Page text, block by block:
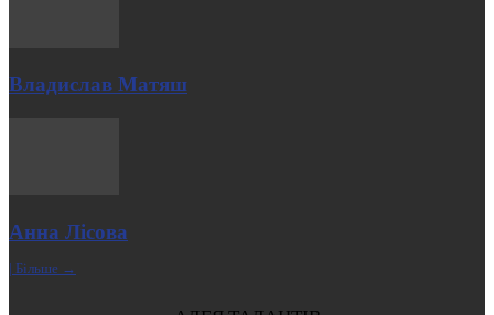
Владислав Матяш
Анна Лісова
| Більше →